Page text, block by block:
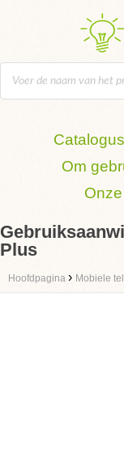
Om
Plus
Hoofdpagina › Mobiele